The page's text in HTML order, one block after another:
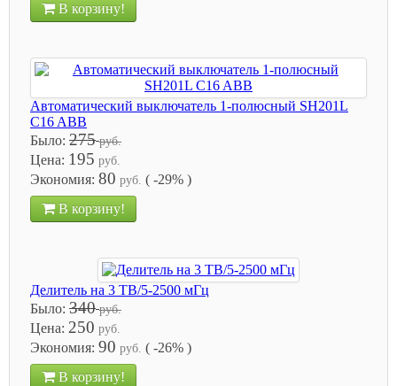
В корзину!
Автоматический выключатель 1-полюсный SH201L
C16 ABB
Было: 275 руб.
Цена: 195 руб.
Экономия: 80 руб. ( -29% )
В корзину!
Делитель на 3 ТВ/5-2500 мГц
Было: 340 руб.
Цена: 250 руб.
Экономия: 90 руб. ( -26% )
В корзину!